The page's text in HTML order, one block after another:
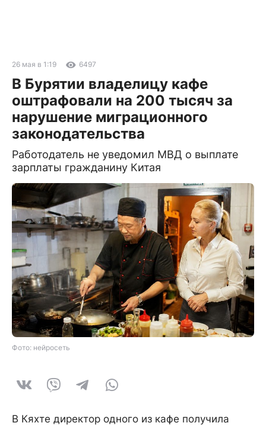
26 мая в 1:19 6497
В Бурятии владелицу кафе
оштрафовали на 200 тысяч за
нарушение миграционного
законодательства
Работодатель не уведомил МВД о выплате
зарплаты гражданину Китая
Фото: нейросеть
В Кяхте директор одного из кафе получила